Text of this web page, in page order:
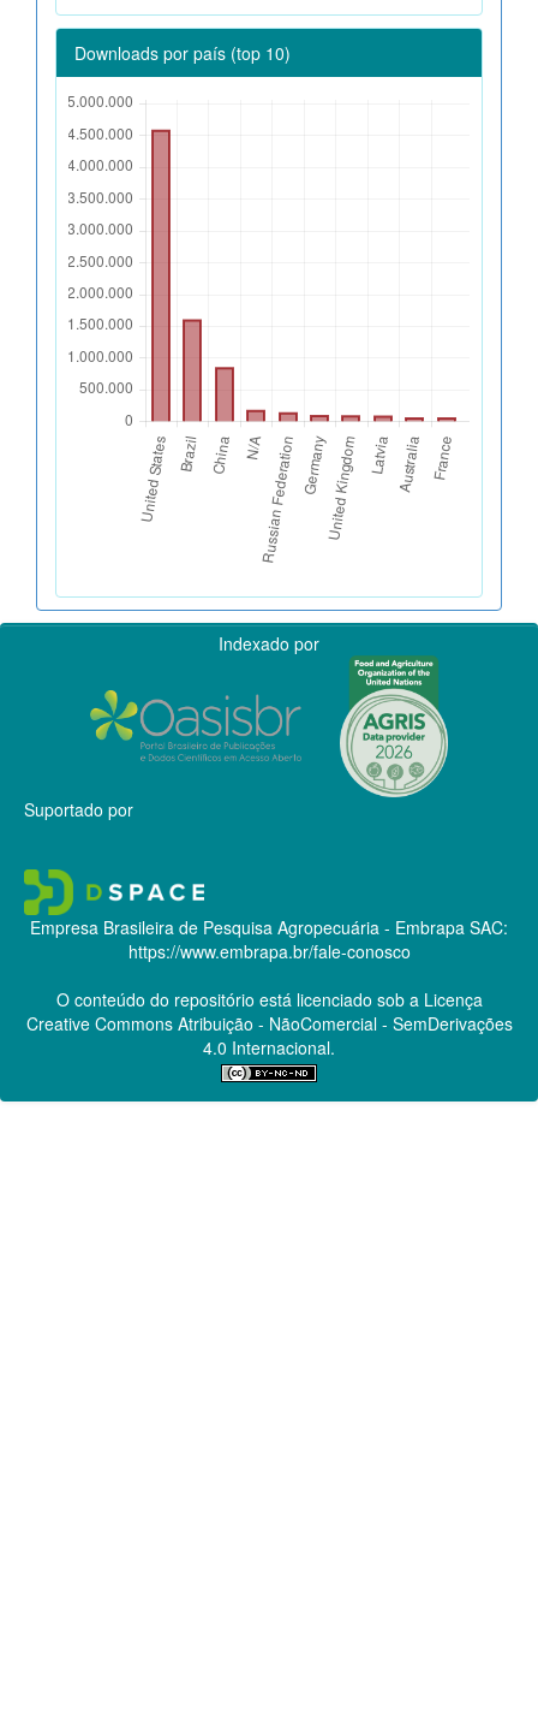
Downloads por país (top 10)
Indexado por
Suportado por
Empresa Brasileira de Pesquisa Agropecuária - Embrapa SAC:
https://www.embrapa.br/fale-conosco
O conteúdo do repositório está licenciado sob a Licença
Creative CommonsAtribuição - NãoComercial - SemDerivações
4.0 Internacional.